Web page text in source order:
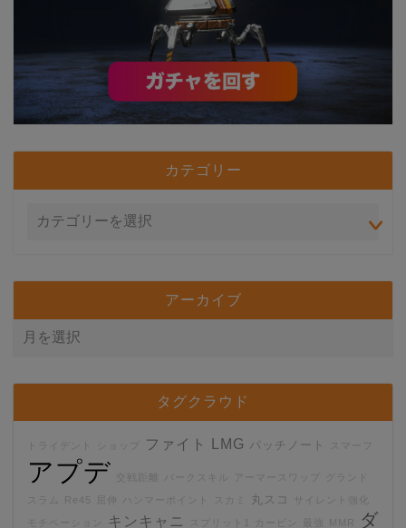
カテゴリー
アーカイブ
タグクラウド
トライデント ファイト LMG パッチノート スマーフ
アプデ パークスキル アーマースワップ グランド
スラム Re45 屈伸 ハンマーポイント 丸スコ サイレント強化
キンキャニ MMR ダ